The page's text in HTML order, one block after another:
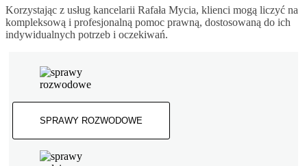
Korzystając z usług kancelarii Rafała Mycia, klienci mogą liczyć na
kompleksową i profesjonalną pomoc prawną, dostosowaną do ich
indywidualnych potrzeb i oczekiwań.
SPRAWY ROZWODOWE